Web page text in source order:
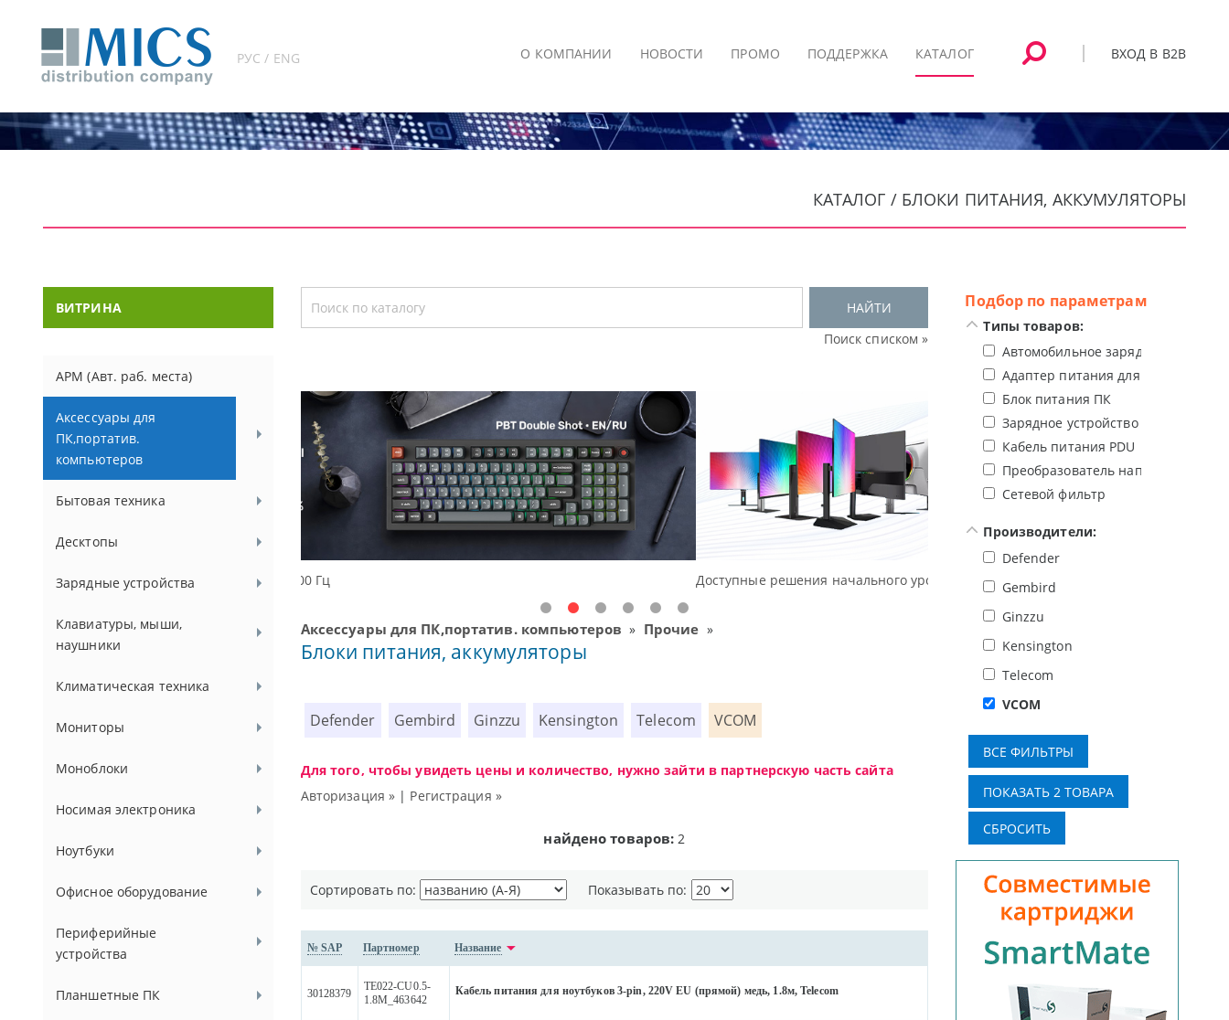
РУС / ENG ВХОД В B2B
О КОМПАНИИ НОВОСТИ ПРОМО ПОДДЕРЖКА КАТАЛОГ
КАТАЛОГ / БЛОКИ ПИТАНИЯ, АККУМУЛЯТОРЫ
ВИТРИНА
АРМ (Авт. раб. места)
Аксессуары для
ПК,портатив.
компьютеров
Бытовая техника
Десктопы
Зарядные устройства
Клавиатуры, мыши,
наушники
Климатическая техника
Мониторы
Моноблоки
Носимая электроника
Ноутбуки
Офисное оборудование
Периферийные
устройства
Планшетные ПК
НАЙТИ
Поиск списком »
Доступные решения начального уровня, новые мониторы Oceanview. Высокотехнологичная игровая
Аксессуары для ПК,портатив. компьютеров » Прочие »
Блоки питания, аккумуляторы
Defender Gembird Ginzzu Kensington Telecom VCOM
Для того, чтобы увидеть цены и количество, нужно зайти в партнерскую часть сайта
Авторизация » | Регистрация »
найдено товаров: 2
Сортировать по: Показывать по:
№ SAP Партномер Название
30128379
TE022-CU0.5-
1.8M_463642
Кабель питания для ноутбуков 3-pin, 220V EU (прямой) медь, 1.8м, Telecom
Подбор по параметрам
Типы товаров:
Автомобильное зарядное
Адаптер питания для ноутбука
Блок питания ПК
Зарядное устройство для
Кабель питания PDU
Преобразователь напряжения
Сетевой фильтр
Производители:
Defender
Gembird
Ginzzu
Kensington
Telecom
VCOM